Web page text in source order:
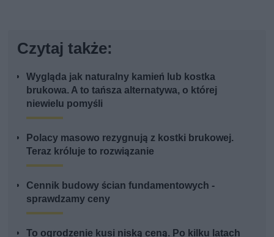
Czytaj także:
Wygląda jak naturalny kamień lub kostka
brukowa. A to tańsza alternatywa, o której
niewielu pomyśli
Polacy masowo rezygnują z kostki brukowej.
Teraz króluje to rozwiązanie
Cennik budowy ścian fundamentowych -
sprawdzamy ceny
To ogrodzenie kusi niską ceną. Po kilku latach